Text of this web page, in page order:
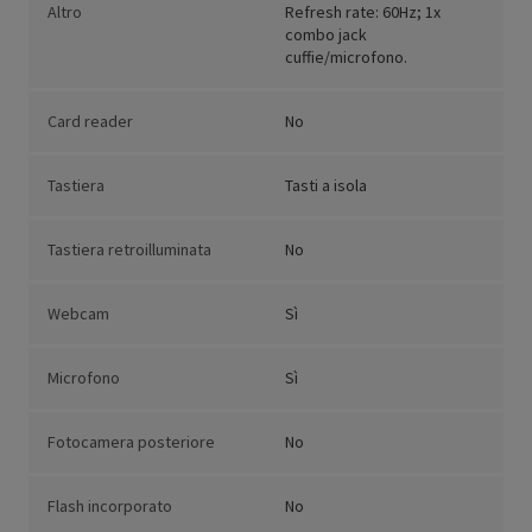
Altro
Refresh rate: 60Hz; 1x
combo jack
cuffie/microfono.
Card reader No
Tastiera Tasti a isola
Tastiera retroilluminata No
Webcam Sì
Microfono Sì
Fotocamera posteriore No
Flash incorporato No